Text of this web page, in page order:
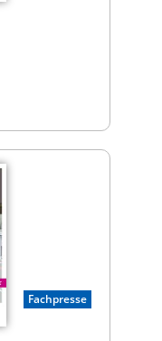
Fachpresse